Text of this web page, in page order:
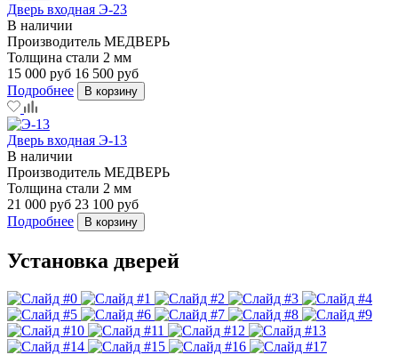
Дверь входная Э-23
В наличии
Производитель МЕДВЕРЬ
Толщина стали 2 мм
15 000 руб 16 500 руб
Подробнее
В корзину
Дверь входная Э-13
В наличии
Производитель МЕДВЕРЬ
Толщина стали 2 мм
21 000 руб 23 100 руб
Подробнее
В корзину
Установка дверей